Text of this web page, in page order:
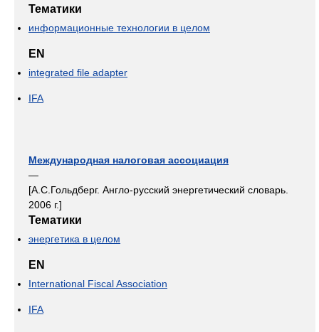
Тематики
информационные технологии в целом
EN
integrated file adapter
IFA
Международная налоговая ассоциация
—
[А.С.Гольдберг. Англо-русский энергетический словарь.
2006 г.]
Тематики
энергетика в целом
EN
International Fiscal Association
IFA